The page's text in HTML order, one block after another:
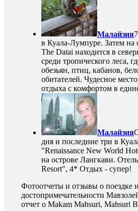
Малайзия
в Куала-Лумпуре. Затем на
The Datai находится в
среди тропического леса,
обезьян, птиц, кабанов,
обитателей. Чудесное
отдыха с комфортом в
Малайзия
дня и последние три в
"Renaissance New World
на острове Лангкави.
Resort", 4* Отдых - супер!
Фотоотчеты и отзывы о поездке
достопримечательности
отчет о Makam Mahsuri, Mahsuri